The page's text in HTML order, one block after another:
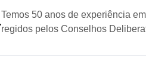
Temos 50 anos de experiência
regidos pelos Conselhos